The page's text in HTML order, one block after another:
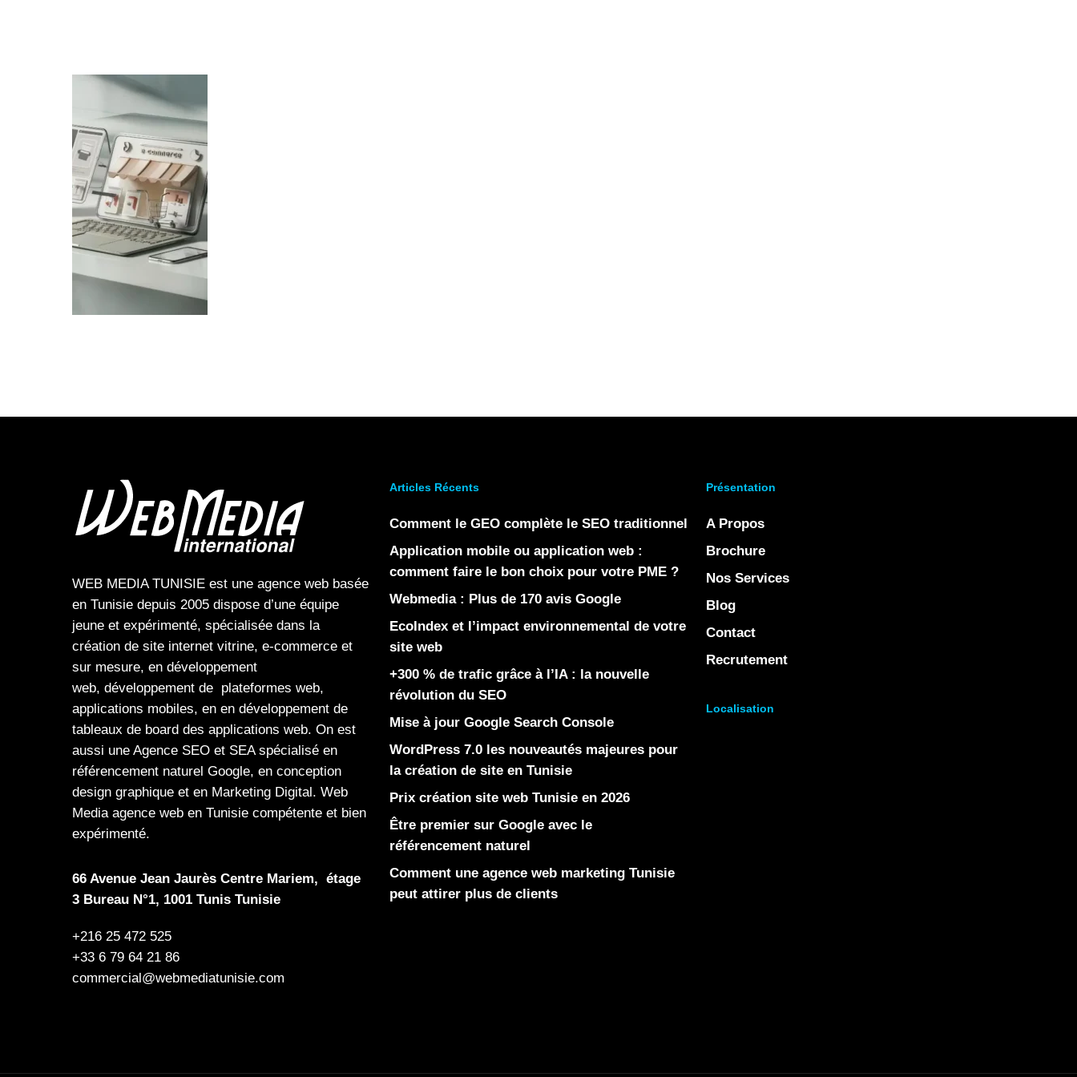
WEB MEDIA TUNISIE est une agence web basée
en Tunisie depuis 2005 dispose d’une équipe
jeune et expérimenté, spécialisée dans la
création de site internet vitrine, e-commerce et
sur mesure, en développement
web, développement de plateformes web,
applications mobiles, en en développement de
tableaux de board des applications web. On est
aussi une Agence SEO et SEAspécialisé en
référencement naturel Google, en conception
design graphique et en Marketing Digital. Web
Mediaagence web en Tunisie compétente et bien
expérimenté.
66 Avenue Jean Jaurès Centre Mariem, étage
3 Bureau N°1, 1001 Tunis Tunisie
+216 25 472 525
+33 6 79 64 21 86
commercial@webmediatunisie.com
Articles Récents
Comment le GEO complète le SEO traditionnel
Application mobile ou application web :
comment faire le bon choix pour votre PME ?
Webmedia : Plus de 170 avis Google
EcoIndex et l’impact environnemental de votre
site web
+300 % de trafic grâce à l’IA : la nouvelle
révolution du SEO
Mise à jour Google Search Console
WordPress 7.0 les nouveautés majeures pour
la création de site en Tunisie
Prix création site web Tunisie en 2026
Être premier sur Google avec le
référencement naturel
Comment une agence web marketing Tunisie
peut attirer plus de clients
Présentation
A Propos
Brochure
Nos Services
Blog
Contact
Recrutement
Localisation